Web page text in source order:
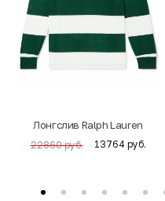
Лонгслив Ralph Lauren
22860 руб. 13764 руб.